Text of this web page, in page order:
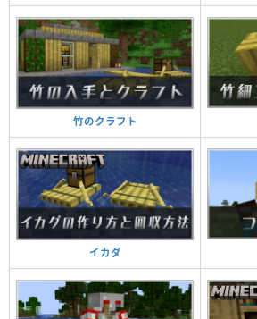
竹のクラフト
イカダ